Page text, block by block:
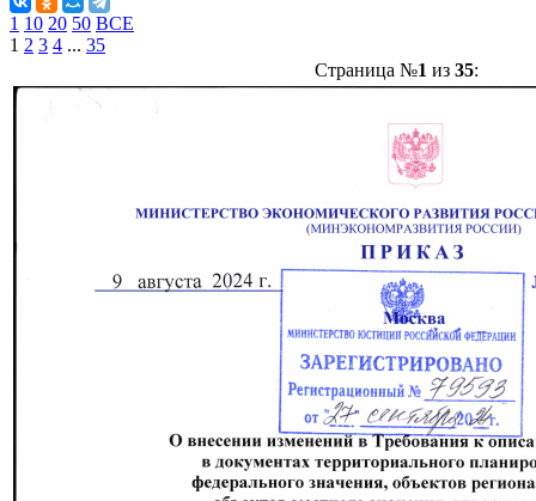
1 10 20 50 ВСЕ
1 2 3 4 ... 35
Страница №1 из 35: